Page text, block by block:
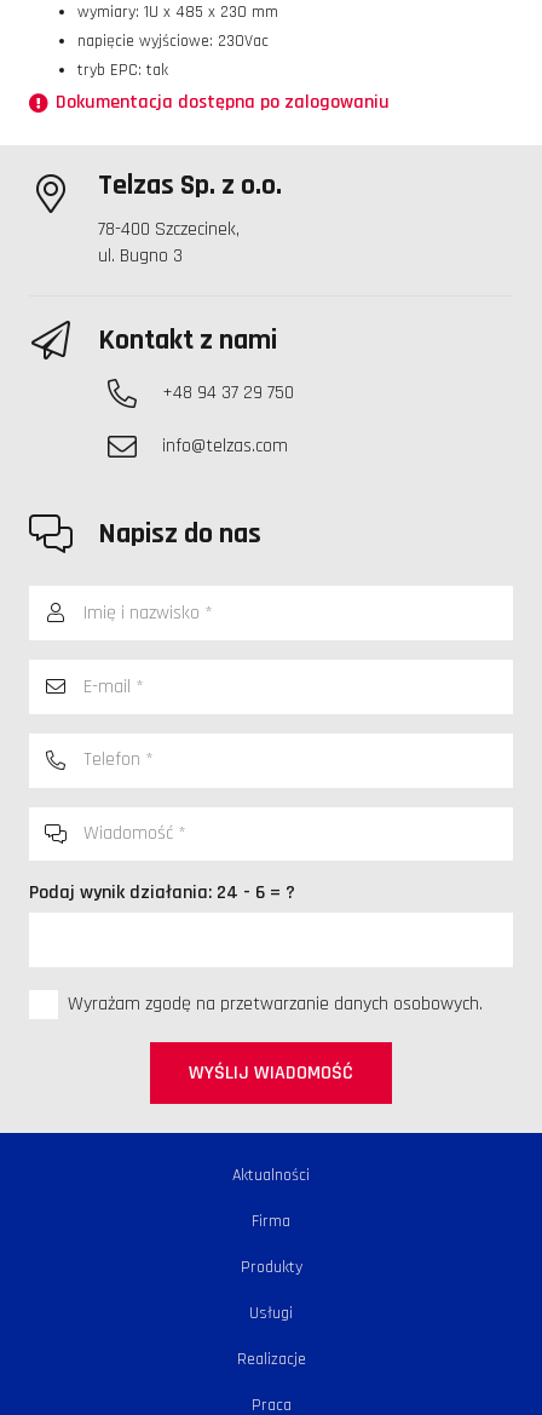
wymiary: 1U x 485 x 230 mm
napięcie wyjściowe: 230Vac
tryb EPC: tak
Dokumentacja dostępna po zalogowaniu
Telzas Sp. z o.o.
78-400 Szczecinek,
ul. Bugno 3
Kontakt z nami
+48 94 37 29 750
info@telzas.com
Napisz do nas
Podaj wynik działania: 24 - 6 = ?
Wyrażam zgodę na przetwarzanie danych osobowych.
WYŚLIJ WIADOMOŚĆ
Aktualności
Firma
Produkty
Usługi
Realizacje
Praca